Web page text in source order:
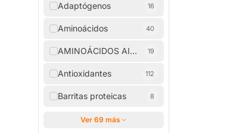
Adaptógenos 16
Aminoácidos 40
AMINOÁCIDOS AISLADOS
19
Antioxidantes 112
Barritas proteicas 8
Ver 69 más